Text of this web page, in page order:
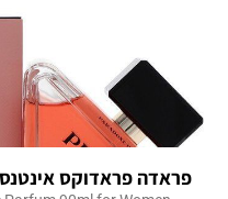
פראדה פראדוקס אינטנס 90 מ"ל או דה פרפיום